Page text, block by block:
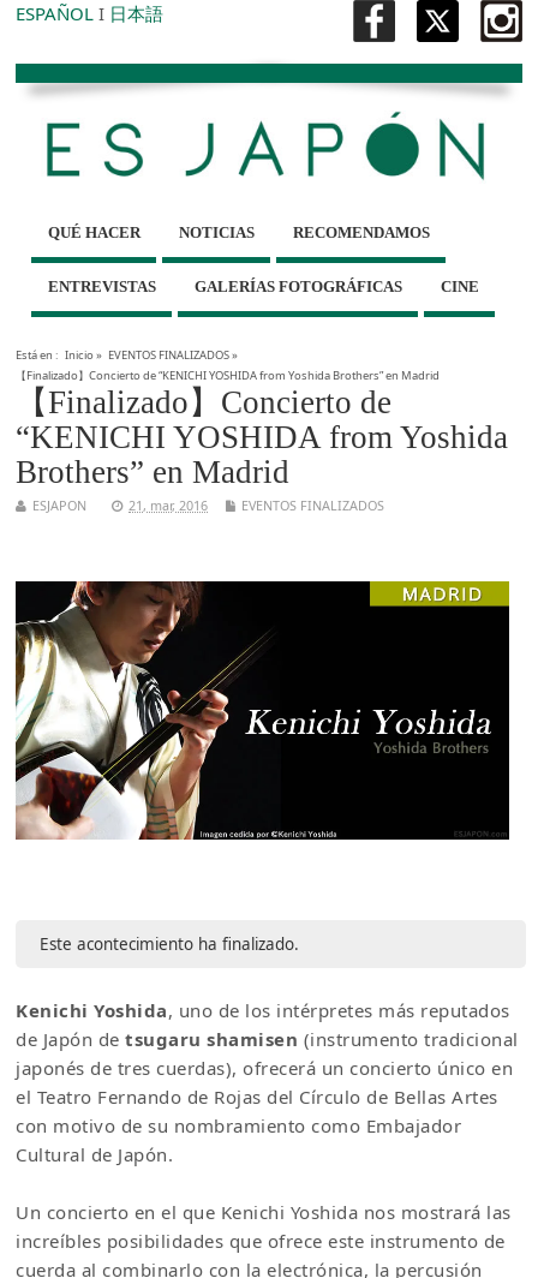
ESPAÑOL I 日本語
QUÉ HACER NOTICIAS RECOMENDAMOS
ENTREVISTAS GALERÍAS FOTOGRÁFICAS CINE
Está en : Inicio» EVENTOS FINALIZADOS»
【Finalizado】Concierto de “KENICHI YOSHIDA from Yoshida Brothers” en Madrid
【Finalizado】Concierto de
“KENICHI YOSHIDA from Yoshida
Brothers” en Madrid
ESJAPON 21, mar, 2016 EVENTOS FINALIZADOS
Este acontecimiento ha finalizado.
Kenichi Yoshida, uno de los intérpretes más reputados
de Japón detsugaru shamisen (instrumento tradicional
japonés de tres cuerdas), ofrecerá un concierto único en
el Teatro Fernando de Rojas del Círculo de Bellas Artes
con motivo de su nombramiento como Embajador
Cultural de Japón.
Un concierto en el que Kenichi Yoshida nos mostrará las
increíbles posibilidades que ofrece este instrumento de
cuerda al combinarlo con la electrónica, la percusión